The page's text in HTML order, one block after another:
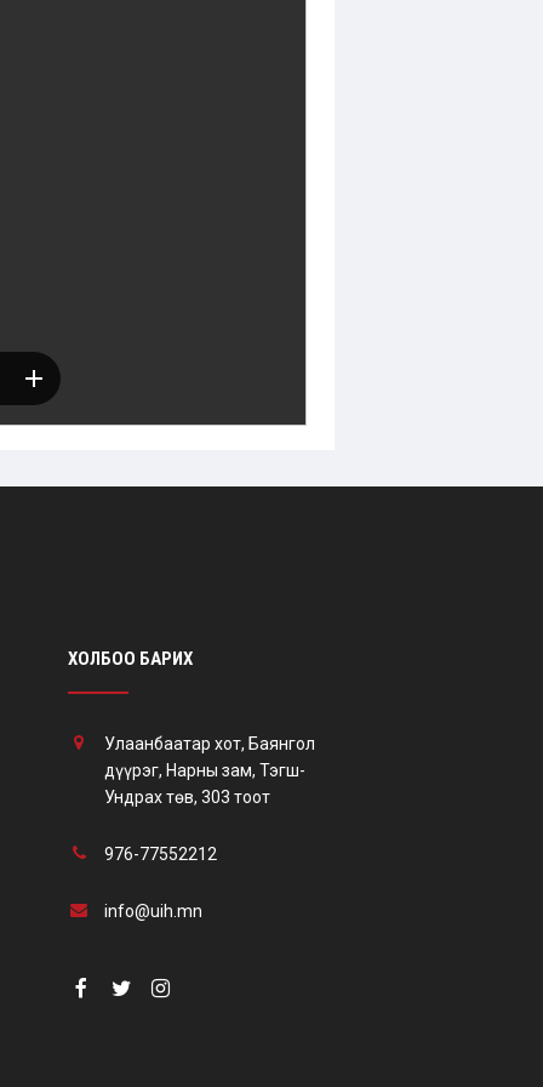
ХОЛБОО БАРИХ
Улаанбаатар хот, Баянгол
дүүрэг, Нарны зам, Тэгш-
Ундрах төв, 303 тоот
976-77552212
info@uih.mn